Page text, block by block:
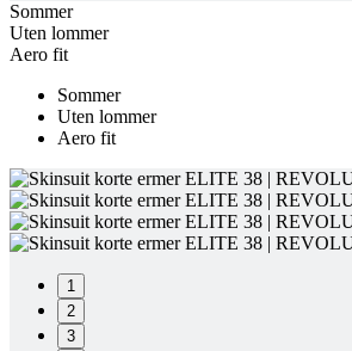
Sommer
Uten lommer
Aero fit
Sommer
Uten lommer
Aero fit
1
2
3